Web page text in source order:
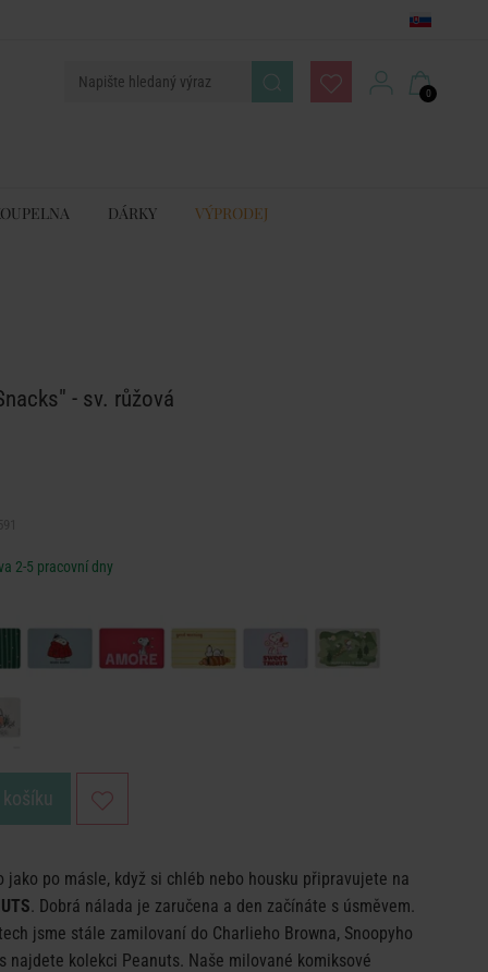
0
DÁRKY VÝPRODEJ
- sv. růžová
2-5 pracovní dny
jako po másle, když si chléb nebo housku připravujete na
. Dobrá nálada je zaručena a den začínáte s úsměvem.
jsme stále zamilovaní do Charlieho Browna, Snoopyho
najdete kolekci Peanuts. Naše milované komiksové